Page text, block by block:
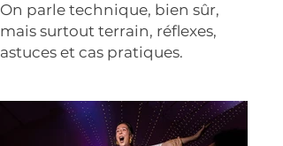
On parle technique, bien sûr,
mais surtout terrain, réflexes,
astuces et cas pratiques.